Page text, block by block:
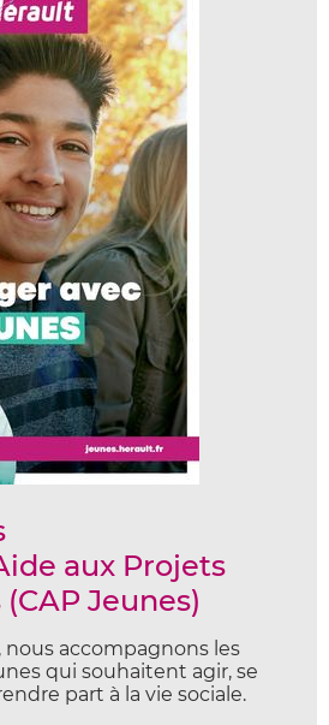
aux Projets
Jeunes)
nous accompagnons les
qui souhaitent agir, se
part à la vie sociale.